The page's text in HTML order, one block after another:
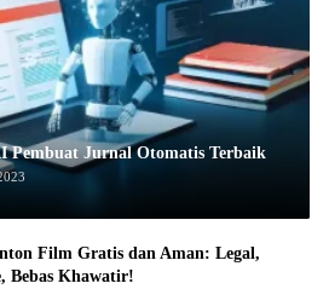
Pembuat Jurnal Otomatis Terbaik
Film Gratis dan Aman: Legal,
Bebas Khawatir!